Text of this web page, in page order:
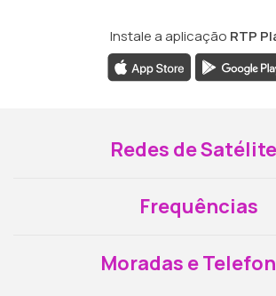
Instale a aplicação RTP
Redes de
Frequências
Moradas e